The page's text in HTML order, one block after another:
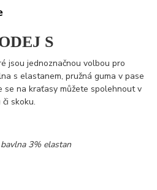
S
jsou jednoznačnou volbou pro
s elastanem, pružná guma v pase
se na kraťasy můžete spolehnout v
skoku.
3% elastan